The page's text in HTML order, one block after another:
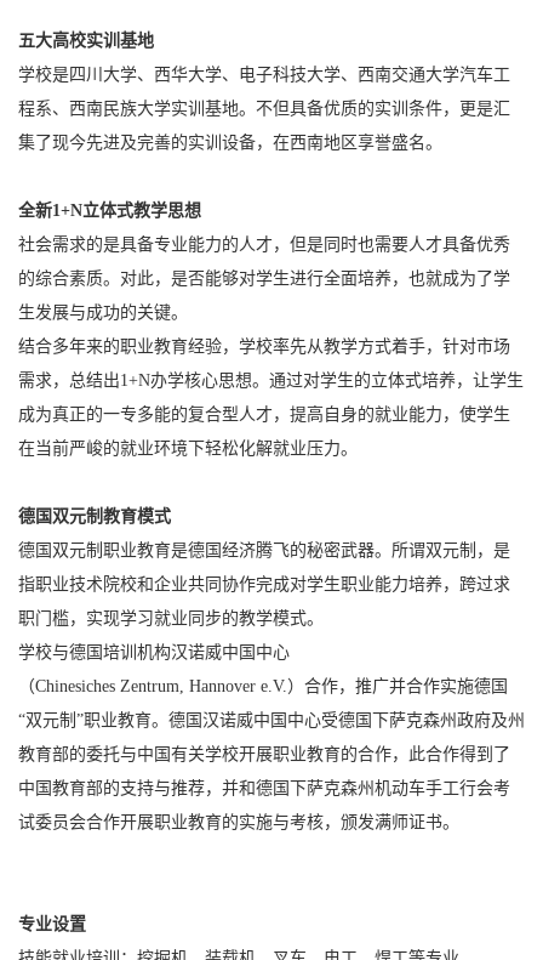
五大高校实训基地
学校是四川大学、西华大学、电子科技大学、西南交通大学汽车工
程系、西南民族大学实训基地。不但具备优质的实训条件，更是汇
集了现今先进及完善的实训设备，在西南地区享誉盛名。
全新1+N立体式教学思想
社会需求的是具备专业能力的人才，但是同时也需要人才具备优秀
的综合素质。对此，是否能够对学生进行全面培养，也就成为了学
生发展与成功的关键。
结合多年来的职业教育经验，学校率先从教学方式着手，针对市场
需求，总结出1+N办学核心思想。通过对学生的立体式培养，让学生
成为真正的一专多能的复合型人才，提高自身的就业能力，使学生
在当前严峻的就业环境下轻松化解就业压力。
德国双元制教育模式
德国双元制职业教育是德国经济腾飞的秘密武器。所谓双元制，是
指职业技术院校和企业共同协作完成对学生职业能力培养，跨过求
职门槛，实现学习就业同步的教学模式。
学校与德国培训机构汉诺威中国中心
（Chinesiches Zentrum, Hannover e.V.）合作，推广并合作实施德国
“双元制”职业教育。德国汉诺威中国中心受德国下萨克森州政府及州
教育部的委托与中国有关学校开展职业教育的合作，此合作得到了
中国教育部的支持与推荐，并和德国下萨克森州机动车手工行会考
试委员会合作开展职业教育的实施与考核，颁发满师证书。
专业设置